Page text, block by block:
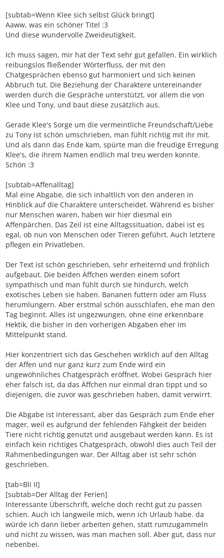
[subtab=Wenn Klee sich selbst Glück bringt]
Aaww, was ein schöner Titel :3
Und diese wundervolle Zweideutigkeit.
Ich muss sagen, mir hat der Text sehr gut gefallen. Ein wirklich
reibungslos fließender Wörterfluss, der mit den
Chatgesprächen ebenso gut harmoniert und sich keinen
Abbruch tut. Die Beziehung der Charaktere untereinander
werden durch die Gespräche unterstützt, vor allem die von
Klee und Tony, und baut diese zusätzlich aus.
Gerade Klee's Sorge um die vermeintliche Freundschaft/Liebe
zu Tony ist schön umschrieben, man fühlt richtig mit ihr mit.
Und als dann das Ende kam, spürte man die freudige Erregung
Klee's, die ihrem Namen endlich mal treu werden konnte.
Schön :3
[subtab=Affenalltag]
Mal eine Abgabe, die sich inhaltlich von den anderen in
Hinblick auf die Charaktere unterscheidet. Während es bisher
nur Menschen waren, haben wir hier diesmal ein
Affenpärchen. Das Zeil ist eine Alltagssituation, dabei ist es
egal, ob nun von Menschen oder Tieren geführt. Auch letztere
pflegen ein Privatleben.
Der Text ist schön geschrieben, sehr erheiternd und fröhlich
aufgebaut. Die beiden Äffchen werden einem sofort
sympathisch und man fühlt durch sie hindurch, welch
exotisches Leben sie haben. Bananen futtern oder am Fluss
herumlungern. Aber erstmal schön ausschlafen, ehe man den
Tag beginnt. Alles ist ungezwungen, ohne eine erkennbare
Hektik, die bisher in den vorherigen Abgaben eher im
Mittelpunkt stand.
Hier konzentriert sich das Geschehen wirklich auf den Alltag
der Affen und nur ganz kurz zum Ende wird ein
ungewöhnliches Chatgespräch eröffnet. Wobei Gespräch hier
eher falsch ist, da das Äffchen nur einmal dran tippt und so
diejenigen, die zuvor was geschrieben haben, damit verwirrt.
Die Abgabe ist interessant, aber das Gespräch zum Ende eher
mager, weil es aufgrund der fehlenden Fähgkeit der beiden
Tiere nicht richtig genutzt und ausgebaut werden kann. Es ist
einfach kein richtiges Chatgespräch, obwohl dies auch Teil der
Rahmenbedingungen war. Der Alltag aber ist sehr schön
geschrieben.
[tab=Bli II]
[subtab=Der Alltag der Ferien]
Interessante Überschrift, welche doch recht gut zu passen
schien. Auch ich langweile mich, wenn ich Urlaub habe. da
würde ich dann lieber arbeiten gehen, statt rumzugammeln
und nicht zu wissen, was man machen soll. Aber gut, dass nur
nebenbei.